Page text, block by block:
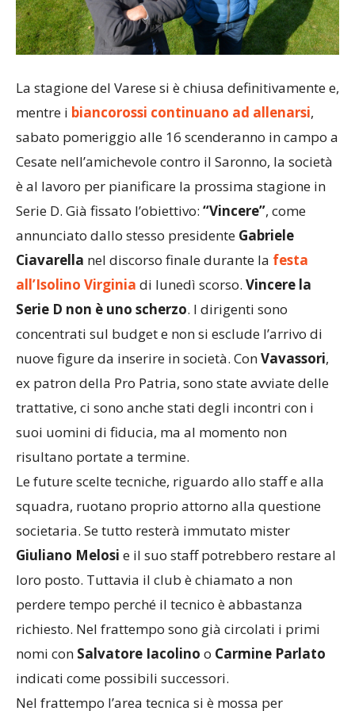
La stagione del Varese si è chiusa definitivamente e,
mentre i biancorossi continuano ad allenarsi,
sabato pomeriggio alle 16 scenderanno in campo a
Cesate nell’amichevole contro il Saronno, la società
è al lavoro per pianificare la prossima stagione in
Serie D. Già fissato l’obiettivo: “Vincere”, come
annunciato dallo stesso presidente Gabriele
Ciavarella nel discorso finale durante la festa
all’Isolino Virginia di lunedì scorso. Vincere la
Serie D non è uno scherzo. I dirigenti sono
concentrati sul budget e non si esclude l’arrivo di
nuove figure da inserire in società. ConVavassori,
ex patron della Pro Patria, sono state avviate delle
trattative, ci sono anche stati degli incontri con i
suoi uomini di fiducia, ma al momento non
risultano portate a termine.
Le future scelte tecniche, riguardo allo staff e alla
squadra, ruotano proprio attorno alla questione
societaria. Se tutto resterà immutato mister
Giuliano Melosi e il suo staff potrebbero restare al
loro posto. Tuttavia il club è chiamato a non
perdere tempo perché il tecnico è abbastanza
richiesto. Nel frattempo sono già circolati i primi
nomi con Salvatore Iacolino o Carmine Parlato
indicati come possibili successori.
Nel frattempo l’area tecnica si è mossa per